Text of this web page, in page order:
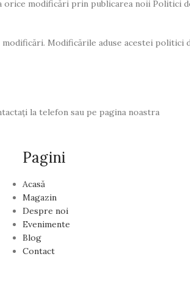
orice modificări prin publicarea noii Politici
Modificările aduse acestei politici
la telefon sau pe pagina noastra
Pagini
Acasă
Magazin
Despre noi
Evenimente
Blog
Contact